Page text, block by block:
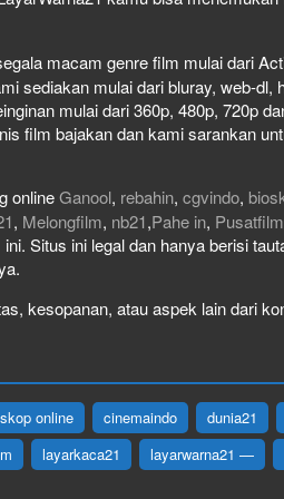
macam genre film mulai dari
sediakan mulai dari bluray, web-dl,
mulai dari 360p, 480p, 720p
film bajakan dan kami sarankan
onlineGanool, rebahin, cgvindo,
, Melongfilm, nb21,Pahe in,
ini. Situs ini legal dan hanya berisi
kesopanan, atau aspek lain dari
online cinemaindo dunia21
layarkaca21 layarwarna21 —